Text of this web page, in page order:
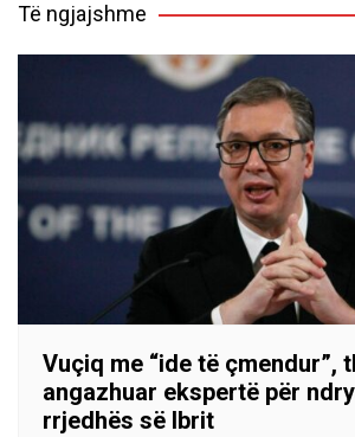
Të ngjajshme
Vuçiq me “ide të çmendur”,
angazhuar ekspertë për
rrjedhës së Ibrit